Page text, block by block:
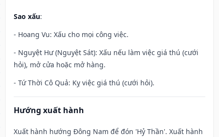
Sao xấu:
- Hoang Vu: Xấu cho mọi công việc.
- Nguyệt Hư (Nguyệt Sát): Xấu nếu làm việc giá thú (cưới
hỏi), mở cửa hoặc mở hàng.
- Tứ Thời Cô Quả: Kỵ việc giá thú (cưới hỏi).
Hướng xuất hành
Xuất hành hướng Đông Nam để đón 'Hỷ Thần'. Xuất hành